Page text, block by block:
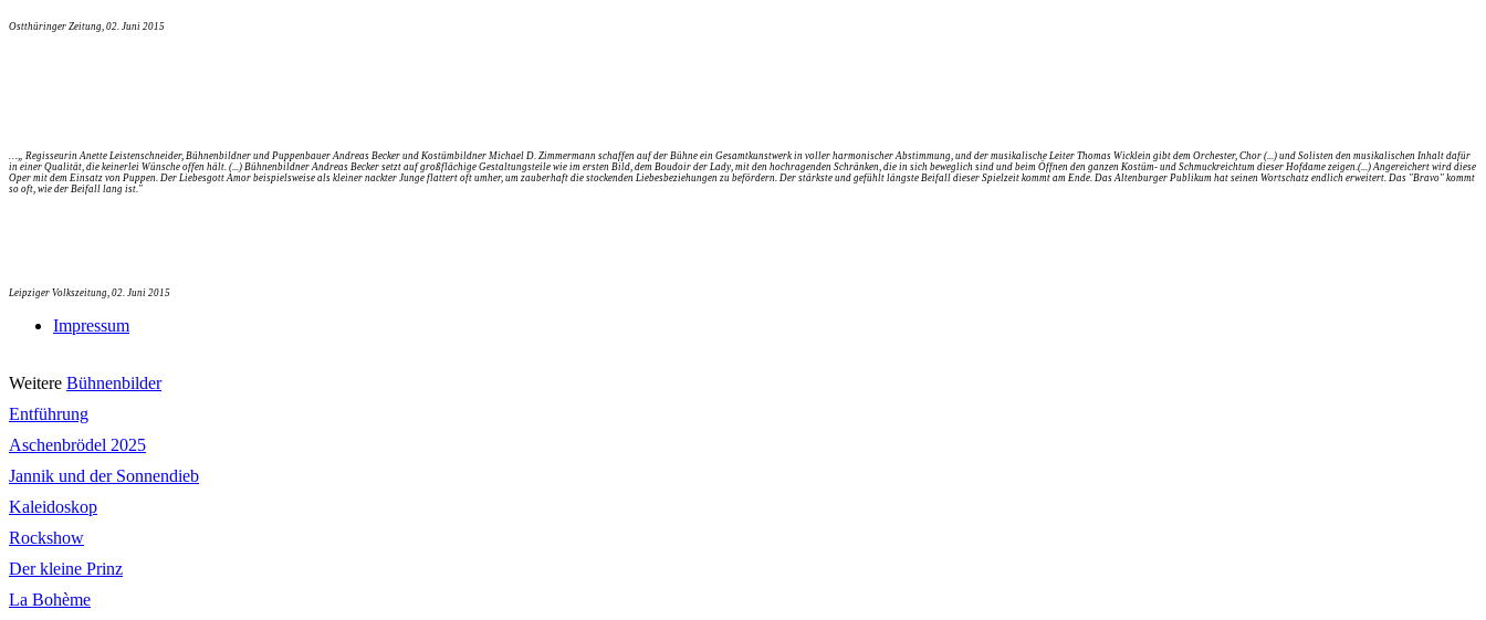
Ostthüringer Zeitung, 02. Juni 2015
…„ Regisseurin Anette Leistenschneider, Bühnenbildner und Puppenbauer Andreas Becker und Kostümbildner Michael D. Zimmermann schaffen auf der Bühne ein Gesamtkunstwerk in voller harmonischer Abstimmung, und der musikalische Leiter Thomas Wicklein gibt dem Orchester, Chor (...) und Solisten den musikalischen Inhalt dafür
in einer Qualität, die keinerlei Wünsche offen hält. (...) Bühnenbildner Andreas Becker setzt auf großflächige Gestaltungsteile wie im ersten Bild, dem Boudoir der Lady, mit den hochragenden Schränken, die in sich beweglich sind und beim Öffnen den ganzen Kostüm- und Schmuckreichtum dieser Hofdame zeigen.(...) Angereichert wird diese
Oper mit dem Einsatz von Puppen. Der Liebesgott Amor beispielsweise als kleiner nackter Junge flattert oft umher, um zauberhaft die stockenden Liebesbeziehungen zu befördern. Der stärkste und gefühlt längste Beifall dieser Spielzeit kommt am Ende. Das Altenburger Publikum hat seinen Wortschatz endlich erweitert. Das "Bravo" kommt
so oft, wie der Beifall lang ist."
Leipziger Volkszeitung, 02. Juni 2015
Impressum
Weitere Bühnenbilder
Entführung
Aschenbrödel 2025
Jannik und der Sonnendieb
Kaleidoskop
Rockshow
Der kleine Prinz
La Bohème